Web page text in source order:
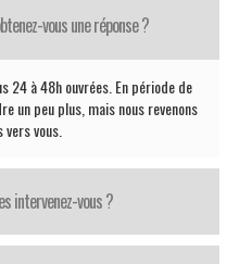
vous une réponse ?
24 à 48h ouvrées. En période de
un peu plus, mais nous revenons
vous.
intervenez-vous ?